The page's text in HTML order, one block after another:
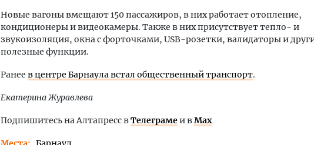
Новые вагоны вмещают 150 пассажиров, в них работает отопление,
кондиционеры и видеокамеры. Также в них присутствует тепло- и
звукоизоляция, окна с форточками, USB-розетки, валидаторы и
полезные функции.
Ранее в центре Барнаула встал общественный транспорт.
Екатерина Журавлева
Подпишитесь на Алтапресс вТелеграмеи вMax